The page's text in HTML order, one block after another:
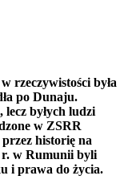
rzeczywistości była
po Dunaju.
lecz byłych ludzi
w ZSRR
historię na
r. w Rumunii byli
i prawa do życia.